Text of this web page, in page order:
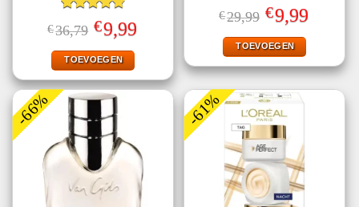
Gewaardeerd
4.78uit 5
€36,79 Oorspronkelijke
prijs
was:
€36,79.
€9,99Huidige
prijs
TOEVOEGEN
Gewaardeerd
5.00uit 5
€29,99 Oorspronkelijke
prijs
was:
€29,99.
€9,99Huidige
prijs
TOEVOEGEN
-66% -61%